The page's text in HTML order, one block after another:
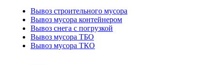
Вывоз строительного мусора
Вывоз мусора контейнером
Вывоз снега с погрузкой
Вывоз мусора ТБО
Вывоз мусора ТКО